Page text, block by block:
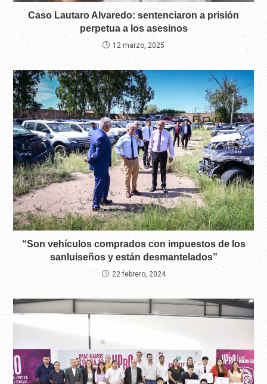
Caso Lautaro Alvaredo: sentenciaron a prisión
perpetua a los asesinos
12 marzo, 2025
“Son vehículos comprados con impuestos de los
sanluiseños y están desmantelados”
22 febrero, 2024